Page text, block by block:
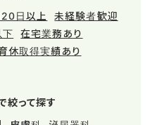
日以上
未経験者歓迎
下
在宅業務あり
休取得実績あり
絞って探す